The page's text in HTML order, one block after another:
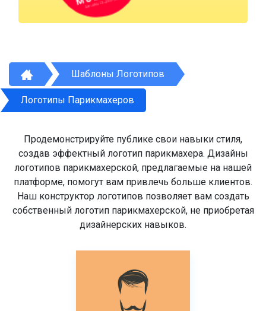
Шаблоны Логотипов
Логотипы Парикмахеров
Продемонстрируйте публике свои навыки стиля,
создав эффектный логотип парикмахера. Дизайны
логотипов парикмахерской, предлагаемые на нашей
платформе, помогут вам привлечь больше клиентов.
Наш конструктор логотипов позволяет вам создать
собственный логотип парикмахерской, не приобретая
дизайнерских навыков.